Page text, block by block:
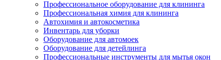
Профессиональное оборудование для клининга
Профессиональная химия для клининга
Автохимия и автокосметика
Инвентарь для уборки
Оборудование для автомоек
Оборудование для детейлинга
Профессиональные инструменты для мытья окон